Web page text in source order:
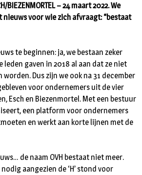
BIEZENMORTEL – 24 maart 2022. We
nieuws voor wie zich afvraagt: “bestaat
te beginnen: ja, we bestaan zeker
leden gaven in 2018 al aan dat ze niet
worden. Dus zijn we ook na 31 december
voor ondernemers uit de vier
Esch en Biezenmortel. Met een bestuur
een platform voor ondernemers
en werkt aan korte lijnen met de
de naam OVH bestaat niet meer.
aangezien de ‘H’ stond voor